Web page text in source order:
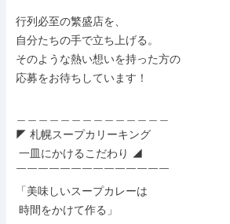
行列必至の繁盛店を、
自分たちの手で立ち上げる。
そのような熱い想いを持った方の
応募をお待ちしています！
◤ 札幌スープカリーキング
￣￣￣￣￣￣￣￣￣￣￣￣￣￣
「美味しいスープカレーは